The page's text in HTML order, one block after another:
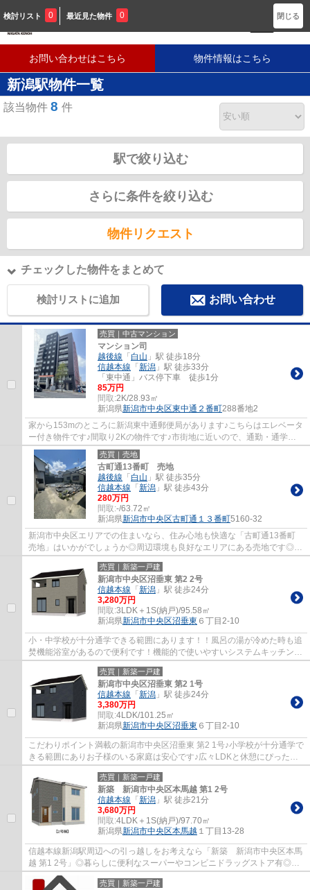
新潟に密着した不動産会社です
お問い合わせはこちら 物件情報はこちら
新潟駅物件一覧
該当物件 8 件
駅で絞り込む
さらに条件を絞り込む
物件リクエスト
チェックした物件をまとめて
検討リストに追加 お問い合わせ
売買｜中古マンション
マンション司
越後線 「 白山 」駅 徒歩18分
信越本線 「 新潟 」駅 徒歩33分
「東中通」バス停下車 徒歩1分
85万円
間取:2K/28.93㎡
新潟県新潟市中央区東中通２番町288番地2
家から153mのところに新潟東中通郵便局があります♪こちらはエレベータ
ー付き物件です♪間取り2Kの物件です♪市街地に近いので、通勤・通学に
も便利です♪新潟市中央区の越後線白山エリア...
売買｜売地
古町通13番町 売地
越後線 「 白山 」駅 徒歩35分
信越本線 「 新潟 」駅 徒歩43分
280万円
間取:-/63.72㎡
新潟県新潟市中央区古町通１３番町5160-32
新潟市中央区エリアでの住まいなら、住み心地も快適な「古町通13番町
売地」はいかがでしょうか◎周辺環境も良好なエリアにある売地です◎一
定の病院や老人福祉センターなどの医療福祉...
売買｜新築一戸建
新潟市中央区沼垂東 第2 2号
信越本線 「 新潟 」駅 徒歩24分
3,280万円
間取:3LDK＋1S(納戸)/95.58㎡
新潟県新潟市中央区沼垂東 ６丁目2-10
小・中学校が十分通学できる範囲にあります！！風呂の湯が冷めた時も追
焚機能浴室があるので便利です！機能的で使いやすいシステムキッチン付
きなので、お料理を楽しめます！新潟市中...
売買｜新築一戸建
新潟市中央区沼垂東 第2 1号
信越本線 「 新潟 」駅 徒歩24分
3,380万円
間取:4LDK/101.25㎡
新潟県新潟市中央区沼垂東 ６丁目2-10
こだわりポイント満載の新潟市中央区沼垂東 第2 1号♪小学校が十分通学で
きる範囲にありお子様のいる家庭は安心です♪広々LDKと休憩にぴったり
の和室あり♪コンビニまで徒歩7分♪新潟市中...
売買｜新築一戸建
新築 新潟市中央区本馬越 第1 2号
信越本線 「 新潟 」駅 徒歩21分
3,680万円
間取:4LDK＋1S(納戸)/97.70㎡
新潟県新潟市中央区本馬越 １丁目13-28
信越本線新潟駅周辺への引っ越しをお考えなら「新築 新潟市中央区本馬
越 第1 2号」◎暮らしに便利なスーパーやコンビニドラッグストア有◎新
潟ケンオー不動産は、新潟市中央区にある...
売買｜新築一戸建
検討リスト 0 最近見た物件 0 閉じる